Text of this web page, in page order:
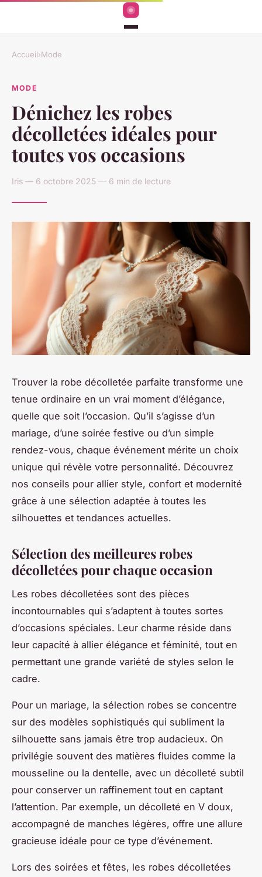
Accueil›Mode
MODE
Dénichez les robes
décolletées idéales pour
toutes vos occasions
Iris — 6 octobre 2025 — 6 min de lecture
Trouver la robe décolletée parfaite transforme une
tenue ordinaire en un vrai moment d’élégance,
quelle que soit l’occasion. Qu’il s’agisse d’un
mariage, d’une soirée festive ou d’un simple
rendez-vous, chaque événement mérite un choix
unique qui révèle votre personnalité. Découvrez
nos conseils pour allier style, confort et modernité
grâce à une sélection adaptée à toutes les
silhouettes et tendances actuelles.
Sélection des meilleures robes
décolletées pour chaque occasion
Les robes décolletées sont des pièces
incontournables qui s’adaptent à toutes sortes
d’occasions spéciales. Leur charme réside dans
leur capacité à allier élégance et féminité, tout en
permettant une grande variété de styles selon le
cadre.
Pour un mariage, la sélection robes se concentre
sur des modèles sophistiqués qui subliment la
silhouette sans jamais être trop audacieux. On
privilégie souvent des matières fluides comme la
mousseline ou la dentelle, avec un décolleté subtil
pour conserver un raffinement tout en captant
l’attention. Par exemple, un décolleté en V doux,
accompagné de manches légères, offre une allure
gracieuse idéale pour ce type d’événement.
Lors des soirées et fêtes, les robes décolletées